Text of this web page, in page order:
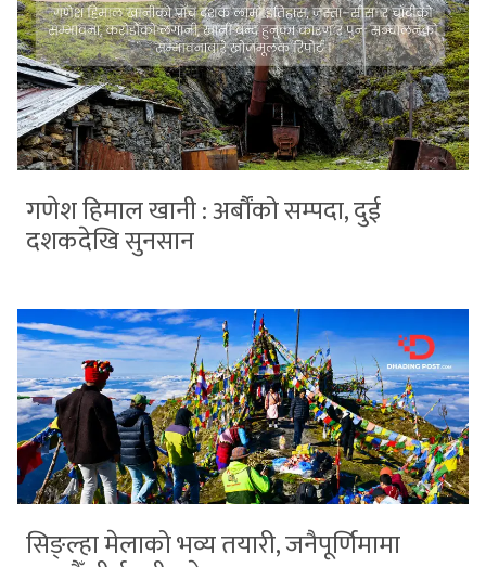
गणेश हिमाल खानी : अर्बौंको सम्पदा, दुई
दशकदेखि सुनसान
सिङ्ल्हा मेलाको भव्य तयारी, जनैपूर्णिमामा